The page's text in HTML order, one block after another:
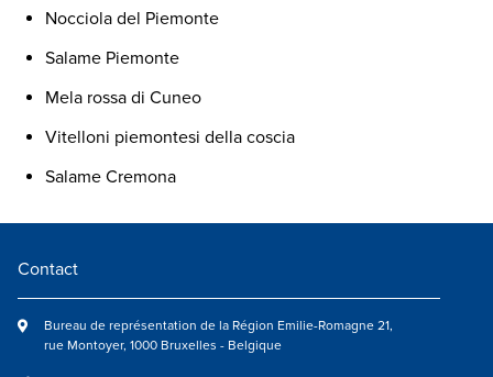
Nocciola del Piemonte
Salame Piemonte
Mela rossa di Cuneo
Vitelloni piemontesi della coscia
Salame Cremona
Contact
Bureau de représentation de la Région Emilie-Romagne 21,
rue Montoyer, 1000 Bruxelles - Belgique